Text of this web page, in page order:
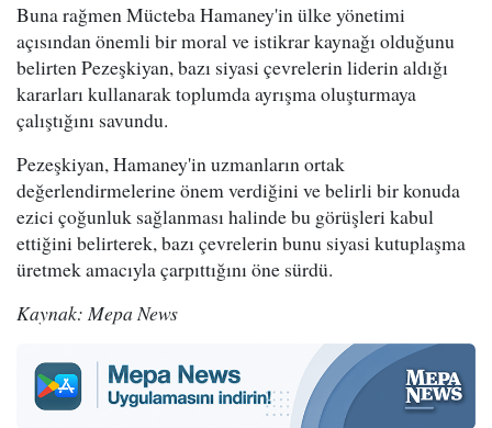
Buna rağmen Mücteba Hamaney'in ülke yönetimi
açısından önemli bir moral ve istikrar kaynağı olduğunu
belirten Pezeşkiyan, bazı siyasi çevrelerin liderin aldığı
kararları kullanarak toplumda ayrışma oluşturmaya
çalıştığını savundu.
Pezeşkiyan, Hamaney'in uzmanların ortak
değerlendirmelerine önem verdiğini ve belirli bir konuda
ezici çoğunluk sağlanması halinde bu görüşleri kabul
ettiğini belirterek, bazı çevrelerin bunu siyasi kutuplaşma
üretmek amacıyla çarpıttığını öne sürdü.
Kaynak: Mepa News